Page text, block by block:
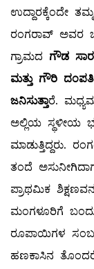
ಉದ್ದಾರಕ್ಕೆಂದೇ
ರಂಗರಾವ್ ಅವರ
ಗ್ರಾಮದ ಗೌಡ
ಮತ್ತು ಗೌರಿ
ಜನಿಸುತ್ತಾರೆ.
ಅಲ್ಲಿಯ ಸ್ಥಳೀಯ
ಮಾಡುತ್ತಿದ್ದರು.
ತಂದೆ
ಪ್ರಾಥಮಿಕ
ಮಂಗಳೂರಿಗೆ
ರೂಪಾಯಿಗಳ
ಹಣಕಾಸಿನ